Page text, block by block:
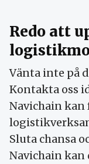
Redo att
Vänta inte på
Kontakta oss
Navichain
Sluta chansa
Navichain kan